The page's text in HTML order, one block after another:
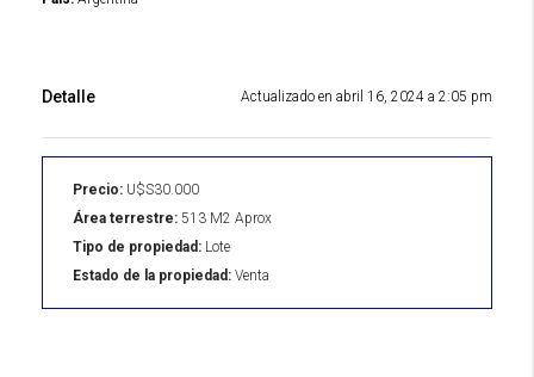
Detalle Actualizado en abril 16, 2024 a 2:05 pm
Precio: U$S30.000
Área terrestre: 513 M2 Aprox
Tipo de propiedad: Lote
Estado de la propiedad: Venta